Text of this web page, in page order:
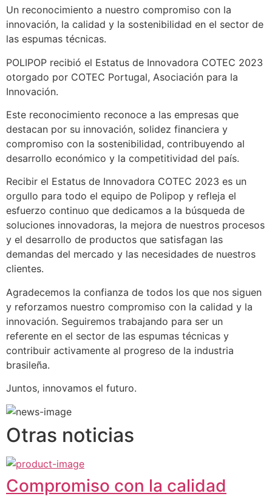
Un reconocimiento a nuestro compromiso con la
innovación, la calidad y la sostenibilidad en el sector de
las espumas técnicas.
POLIPOP recibió el Estatus de Innovadora COTEC 2023
otorgado por COTEC Portugal, Asociación para la
Innovación.
Este reconocimiento reconoce a las empresas que
destacan por su innovación, solidez financiera y
compromiso con la sostenibilidad, contribuyendo al
desarrollo económico y la competitividad del país.
Recibir el Estatus de Innovadora COTEC 2023 es un
orgullo para todo el equipo de Polipop y refleja el
esfuerzo continuo que dedicamos a la búsqueda de
soluciones innovadoras, la mejora de nuestros procesos
y el desarrollo de productos que satisfagan las
demandas del mercado y las necesidades de nuestros
clientes.
Agradecemos la confianza de todos los que nos siguen
y reforzamos nuestro compromiso con la calidad y la
innovación. Seguiremos trabajando para ser un
referente en el sector de las espumas técnicas y
contribuir activamente al progreso de la industria
brasileña.
Juntos, innovamos el futuro.
Otras noticias
Compromiso con la calidad